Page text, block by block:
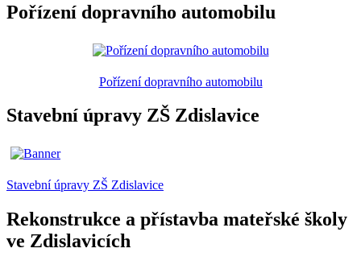
Pořízení dopravního automobilu
Pořízení dopravního automobilu
Stavební úpravy ZŠ Zdislavice
Stavební úpravy ZŠ Zdislavice
Rekonstrukce a přístavba mateřské školy
ve Zdislavicích